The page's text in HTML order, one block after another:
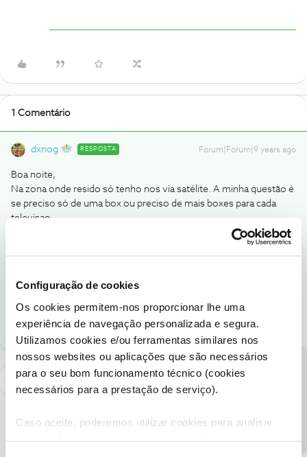
Configuração de cookies
Os cookies permitem-nos proporcionar lhe uma
experiência de navegação personalizada e segura.
Utilizamos cookies e/ou ferramentas similares nos
nossos websites ou aplicações que são necessários
para o seu bom funcionamento técnico (cookies
necessários para a prestação de serviço).
Caso aceite, poderemos utilizar cookies para analisar
1 Comentário
dxnog RESPOSTA Forum|Forum|9 years ago
Boa noite,
Na zona onde resido só tenho nos via satélite. A minha questão é
se preciso só de uma box ou preciso de mais boxes para cada
televisao.
1 pessoa gostou